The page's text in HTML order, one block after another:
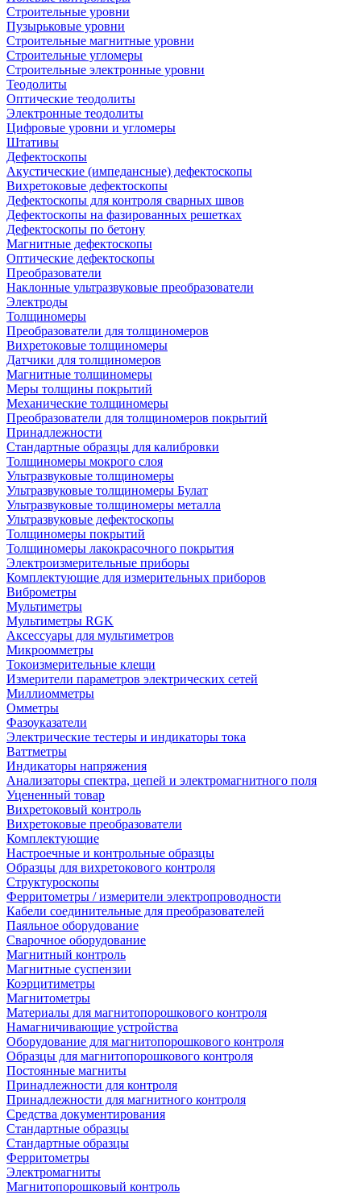
Строительные уровни
Пузырьковые уровни
Строительные магнитные уровни
Строительные угломеры
Строительные электронные уровни
Теодолиты
Оптические теодолиты
Электронные теодолиты
Цифровые уровни и угломеры
Штативы
Дефектоскопы
Акустические (импедансные) дефектоскопы
Вихретоковые дефектоскопы
Дефектоскопы для контроля сварных швов
Дефектоскопы на фазированных решетках
Дефектоскопы по бетону
Магнитные дефектоскопы
Оптические дефектоскопы
Преобразователи
Наклонные ультразвуковые преобразователи
Электроды
Толщиномеры
Преобразователи для толщиномеров
Вихретоковые толщиномеры
Датчики для толщиномеров
Магнитные толщиномеры
Меры толщины покрытий
Механические толщиномеры
Преобразователи для толщиномеров покрытий
Принадлежности
Стандартные образцы для калибровки
Толщиномеры мокрого слоя
Ультразвуковые толщиномеры
Ультразвуковые толщиномеры Булат
Ультразвуковые толщиномеры металла
Ультразвуковые дефектоскопы
Толщиномеры покрытий
Толщиномеры лакокрасочного покрытия
Электроизмерительные приборы
Комплектующие для измерительных приборов
Виброметры
Мультиметры
Мультиметры RGK
Аксессуары для мультиметров
Микроомметры
Токоизмерительные клещи
Измерители параметров электрических сетей
Миллиомметры
Омметры
Фазоуказатели
Электрические тестеры и индикаторы тока
Ваттметры
Индикаторы напряжения
Анализаторы спектра, цепей и электромагнитного поля
Уцененный товар
Вихретоковый контроль
Вихретоковые преобразователи
Комплектующие
Настроечные и контрольные образцы
Образцы для вихретокового контроля
Структуроскопы
Ферритометры / измерители электропроводности
Кабели соединительные для преобразователей
Паяльное оборудование
Сварочное оборудование
Магнитный контроль
Магнитные суспензии
Коэрцитиметры
Магнитометры
Материалы для магнитопорошкового контроля
Намагничивающие устройства
Оборудование для магнитопорошкового контроля
Образцы для магнитопорошкового контроля
Постоянные магниты
Принадлежности для контроля
Принадлежности для магнитного контроля
Средства документирования
Стандартные образцы
Стандартные образцы
Ферритометры
Электромагниты
Магнитопорошковый контроль